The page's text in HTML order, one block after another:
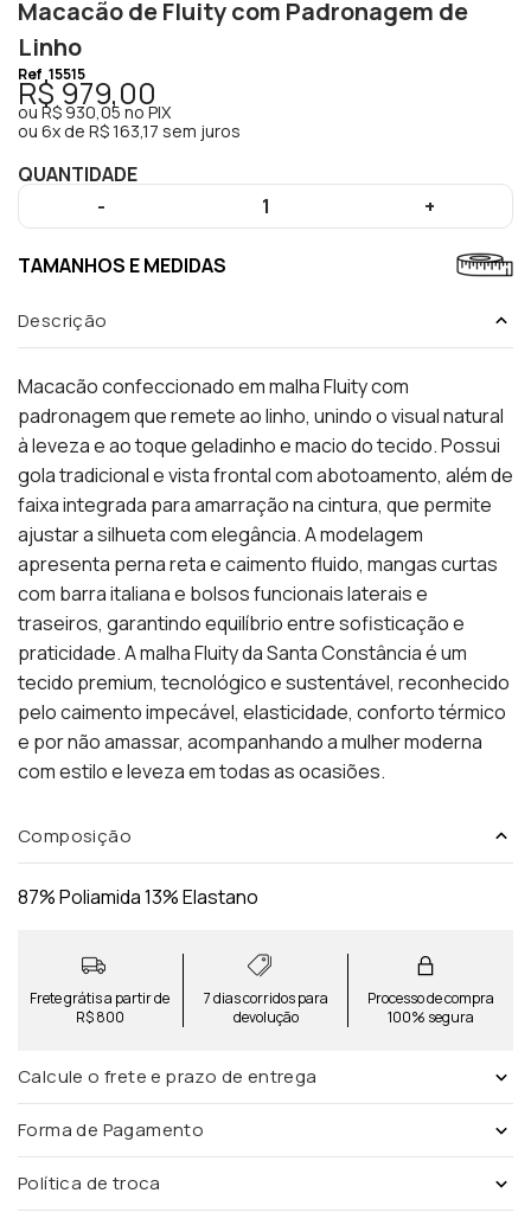
Macacão de Fluity com Padronagem de
Linho
Ref 15515
R$ 979,00
ou R$ 930,05 no PIX
ou 6x de R$ 163,17 sem juros
QUANTIDADE
-
1 +
TAMANHOS E MEDIDAS
Descrição
Macacão confeccionado em malha Fluity com
padronagem que remete ao linho, unindo o visual natural
à leveza e ao toque geladinho e macio do tecido. Possui
gola tradicional e vista frontal com abotoamento, além de
faixa integrada para amarração na cintura, que permite
ajustar a silhueta com elegância. A modelagem
apresenta perna reta e caimento fluido, mangas curtas
com barra italiana e bolsos funcionais laterais e
traseiros, garantindo equilíbrio entre sofisticação e
praticidade. A malha Fluity da Santa Constância é um
tecido premium, tecnológico e sustentável, reconhecido
pelo caimento impecável, elasticidade, conforto térmico
e por não amassar, acompanhando a mulher moderna
com estilo e leveza em todas as ocasiões.
Composição
87% Poliamida 13% Elastano
Frete grátis a partir de
R$ 800
7 dias corridos para
devolução
Processo de compra
100% segura
Calcule o frete e prazo de entrega
Forma de Pagamento
Política de troca